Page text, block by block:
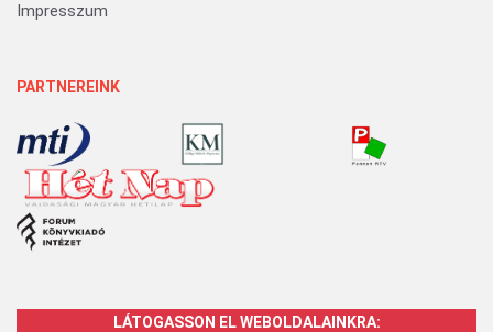
Impresszum
PARTNEREINK
LÁTOGASSON EL WEBOLDALAINKRA: